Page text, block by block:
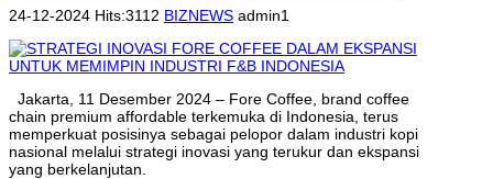
24-12-2024 Hits:3112 BIZNEWS admin1
Jakarta, 11 Desember 2024 – Fore Coffee, brand coffee
chain premium affordable terkemuka di Indonesia, terus
memperkuat posisinya sebagai pelopor dalam industri kopi
nasional melalui strategi inovasi yang terukur dan ekspansi
yang berkelanjutan.